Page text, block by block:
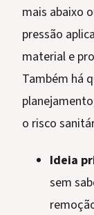
mais abaixo
pressão
material e
Também há
o risco
Ideia
sem